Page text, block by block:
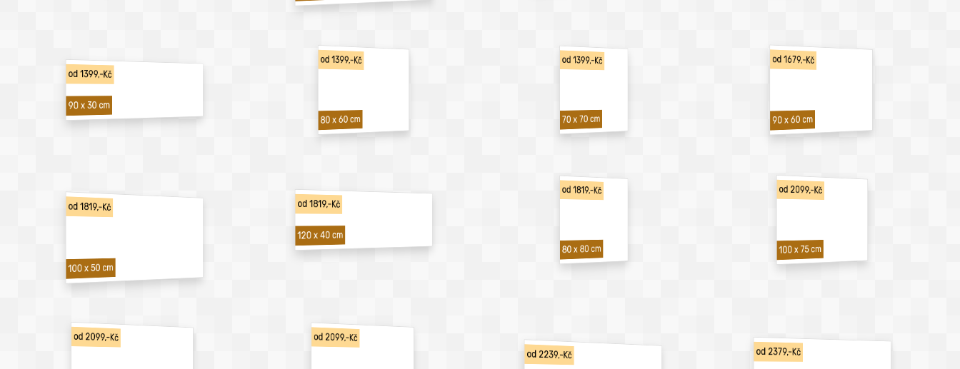
od 1399,-Kč
90 x 30 cm
od 1399,-Kč
80 x 60 cm
od 1399,-Kč
70 x 70 cm
od 1679,-Kč
90 x 60 cm
od 1819,-Kč
100 x 50 cm
od 1819,-Kč
120 x 40 cm
od 1819,-Kč
80 x 80 cm
od 2099,-Kč
100 x 75 cm
od 2099,-Kč od 2099,-Kč
od 2239,-Kč od 2379,-Kč